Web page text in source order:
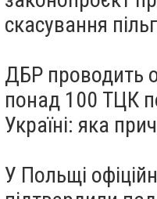
скасування
ДБР проводить
понад 100 ТЦК
Україні: яка
У Польщі